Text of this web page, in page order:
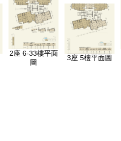
2座 6-33樓平面
圖
3座 5樓平面圖